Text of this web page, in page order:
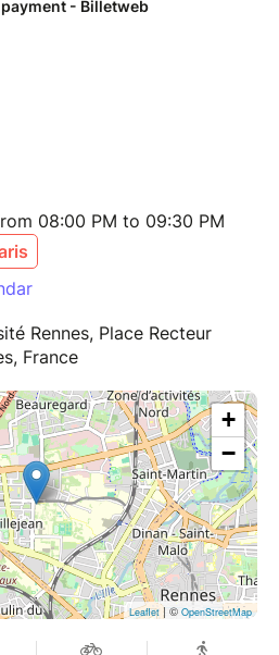
08:00 PM to 09:30 PM
Rennes, Place Recteur
France
+
−
Leaflet| © OpenStreetMap